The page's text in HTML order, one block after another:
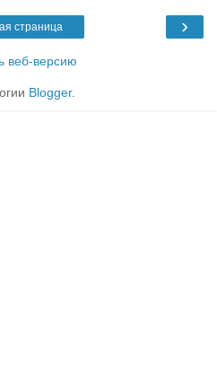
›
страница
веб-версию
Blogger.